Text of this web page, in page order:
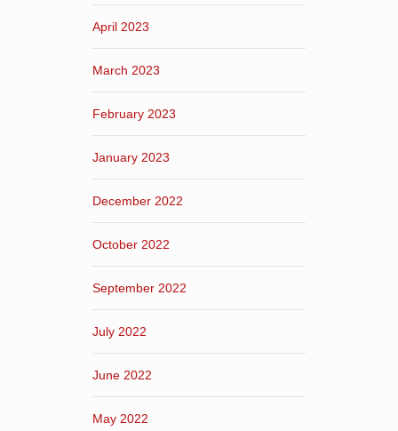
April 2023
March 2023
February 2023
January 2023
December 2022
October 2022
September 2022
July 2022
June 2022
May 2022